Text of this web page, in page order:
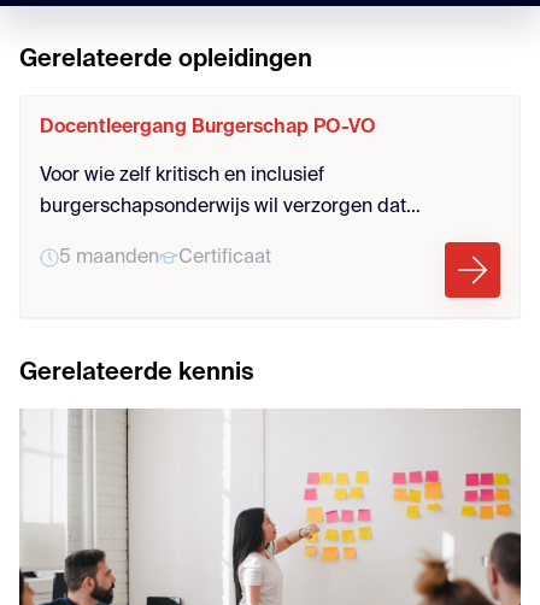
Gerelateerde opleidingen
Docentleergang Burgerschap PO-VO
Voor wie zelf kritisch en inclusief
burgerschapsonderwijs wil verzorgen dat
beantwoordt aan de nieuwe wet- en regelgeving en
recht doet aan de leerling.
5 maanden Certificaat
Gerelateerde kennis